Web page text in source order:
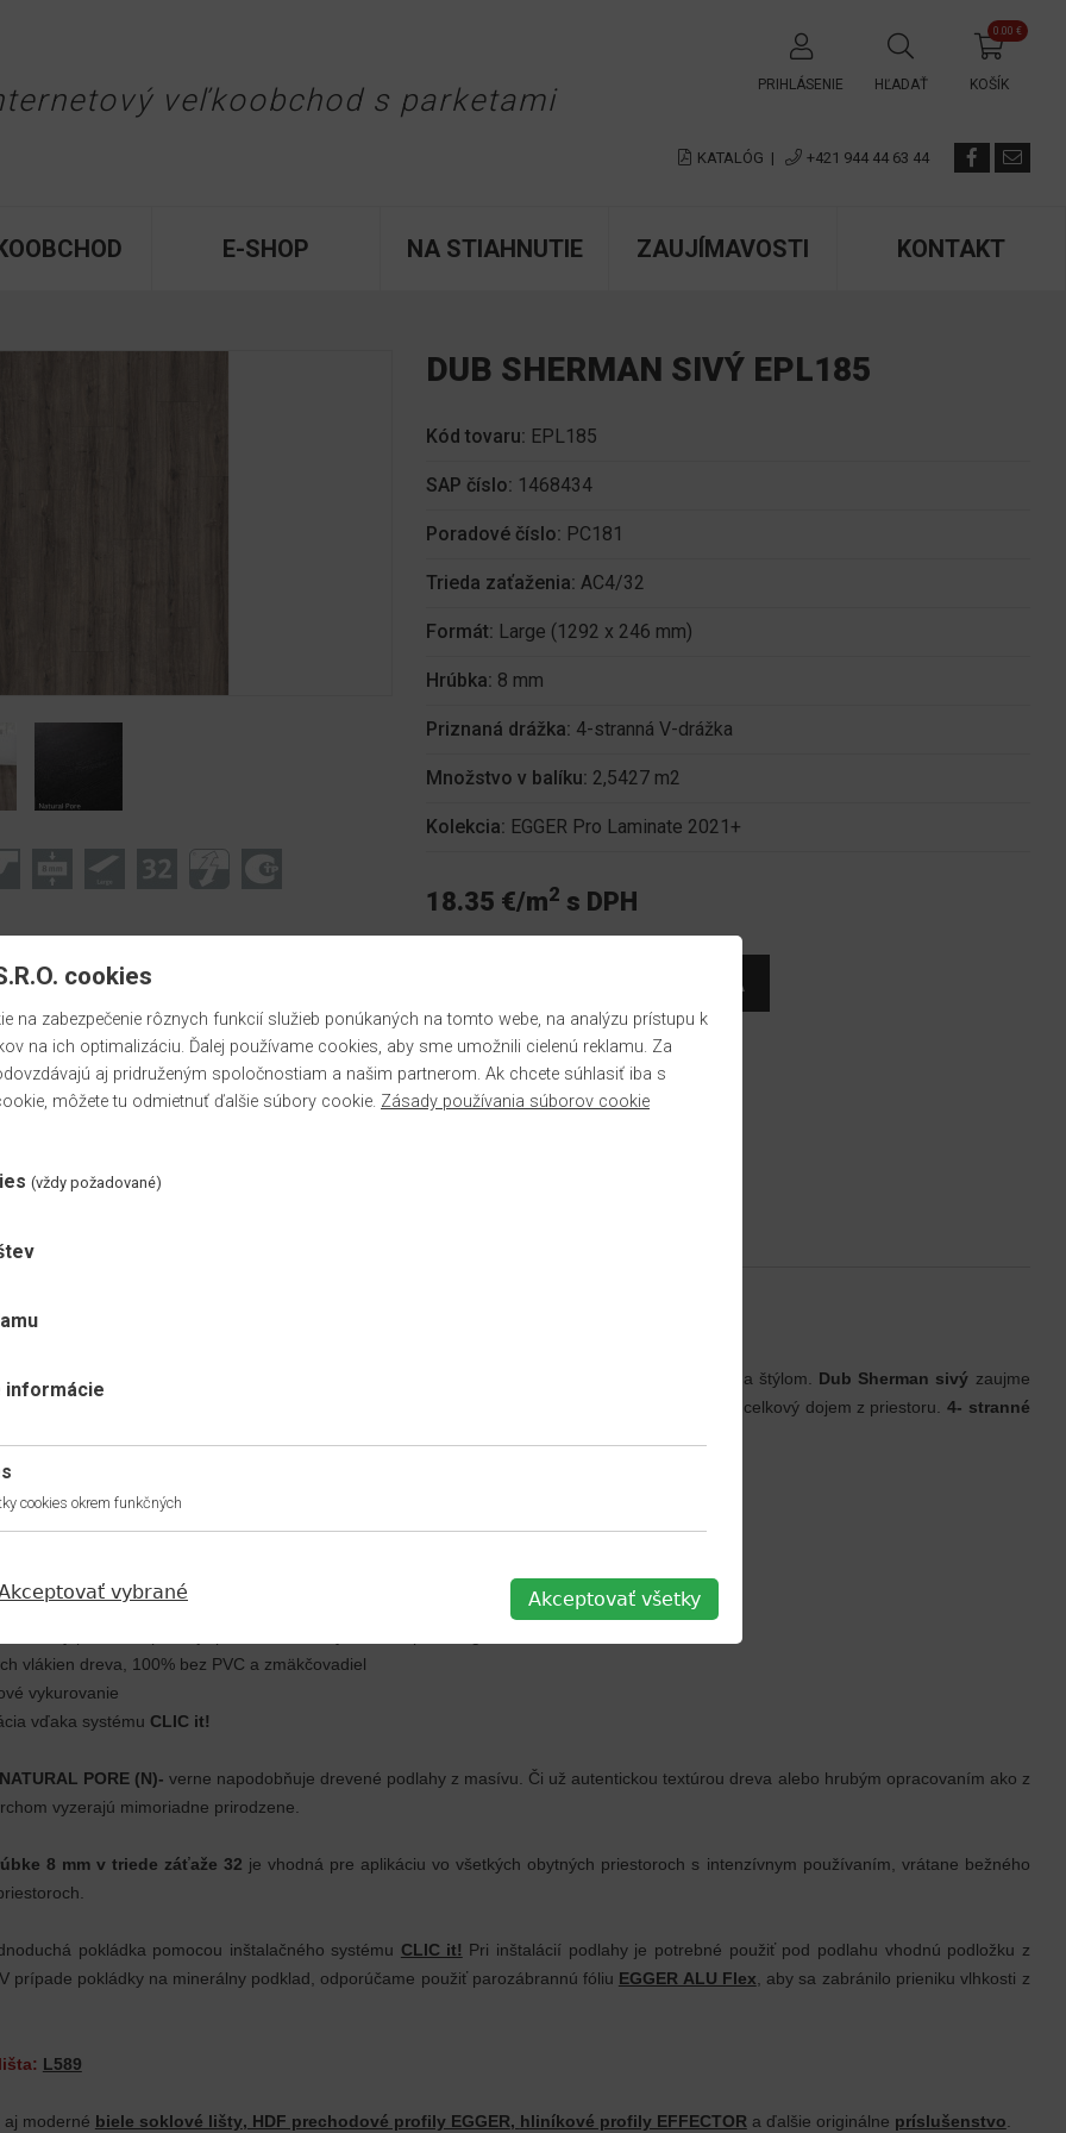
veľkoobchod s parketami PRIHLÁSENIE HĽADAŤ KOŠÍK
0.00 €
E-SHOP NA STIAHNUTIE ZAUJÍMAVOSTI KONTAKT
KATALÓG | +421 944 44 63 44
✕
DUB SHERMAN SIVÝ EPL185
Kód tovaru: EPL185
SAP číslo: 1468434
Poradové číslo: PC181
Trieda zaťaženia:AC4/32
Formát: Large (1292 x 246 mm)
Hrúbka: 8 mm
Priznaná drážka: 4-stranná V-drážka
Množstvo v balíku: 2,5427 m2
Kolekcia: EGGER Pro Laminate 2021+
18.35 €/m2 s DPH
Skladom: 15m 2
doplnky
výpredaji a nedá sa doobjednať.
patria medzi obľúbené podlahové krytiny, ktoré vynikajú svojou kvalitou, univerzálnosťou a štýlom. Dub Sherman sivýzaujme
čím vytvorí v interiéri jedinečnú atmosféru. Podlahové dosky vo formáte
zvýraznia celkový dojem z priestoru. 4- stranné
v obytných aj komerčných priestoroch
vlákien dreva, 100% bez PVC a zmäkčovadiel
vykurovanie
vďaka systému CLIC it!
NATURAL PORE (N)- verne napodobňuje drevené podlahy z masívu. Či už autentickou textúrou dreva alebo hrubým opracovaním ako z
vyzerajú mimoriadne prirodzene.
8 mm v triede záťaže 32 je vhodná pre aplikáciu vo všetkých obytných priestoroch s intenzívnym používaním, vrátane bežného
pokládka pomocou inštalačného systému CLIC it! Pri inštalácií podlahy je potrebné použiť pod podlahu vhodnú podložku z
V prípade pokládky na minerálny podklad, odporúčame použiť parozábrannú fóliu EGGER ALU Flex , aby sa zabránilo prieniku vlhkosti z
L589
moderné biele soklové lišty, HDF prechodové profily EGGER, hliníkové profily EFFECTOR a ďalšie originálne príslušenstvo
cookies
na zabezpečenie rôznych funkcií služieb ponúkaných na tomto webe, na analýzu prístupu k
na ich optimalizáciu. Ďalej používame cookies, aby sme umožnili cielenú reklamu. Za
aj pridruženým spoločnostiam a našim partnerom. Ak chcete súhlasiť iba s
môžete tu odmietnuť ďalšie súbory cookie. Zásady používania súborov cookie
(vždy požadované)
informácie
cookies okrem funkčných
vybrané Akceptovať všetky